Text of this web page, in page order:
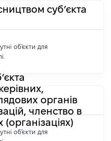
суб’єкта
об'єкти для
органів
членство в
об'єкти для